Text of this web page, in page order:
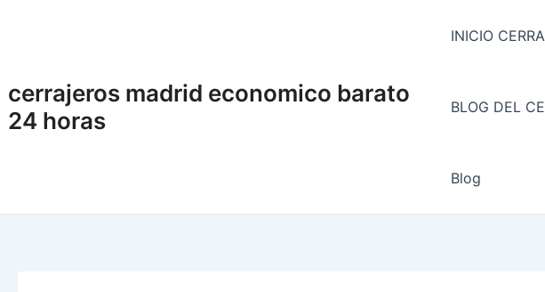
cerrajeros madrid economico barato
24 horas
INICIO
BLOG DEL
Blog